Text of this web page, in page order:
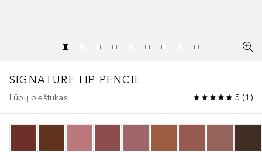
SIGNATURE LIP PENCIL
Lūpų pieštukas 5 (1 )